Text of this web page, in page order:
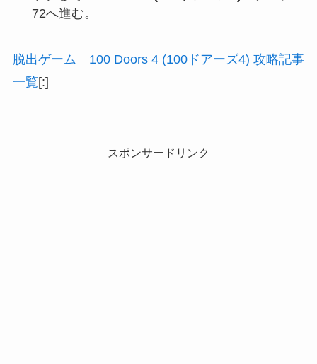
72へ進む。
脱出ゲーム 100 Doors 4 (100ドアーズ4) 攻略記事
一覧[:]
スポンサードリンク